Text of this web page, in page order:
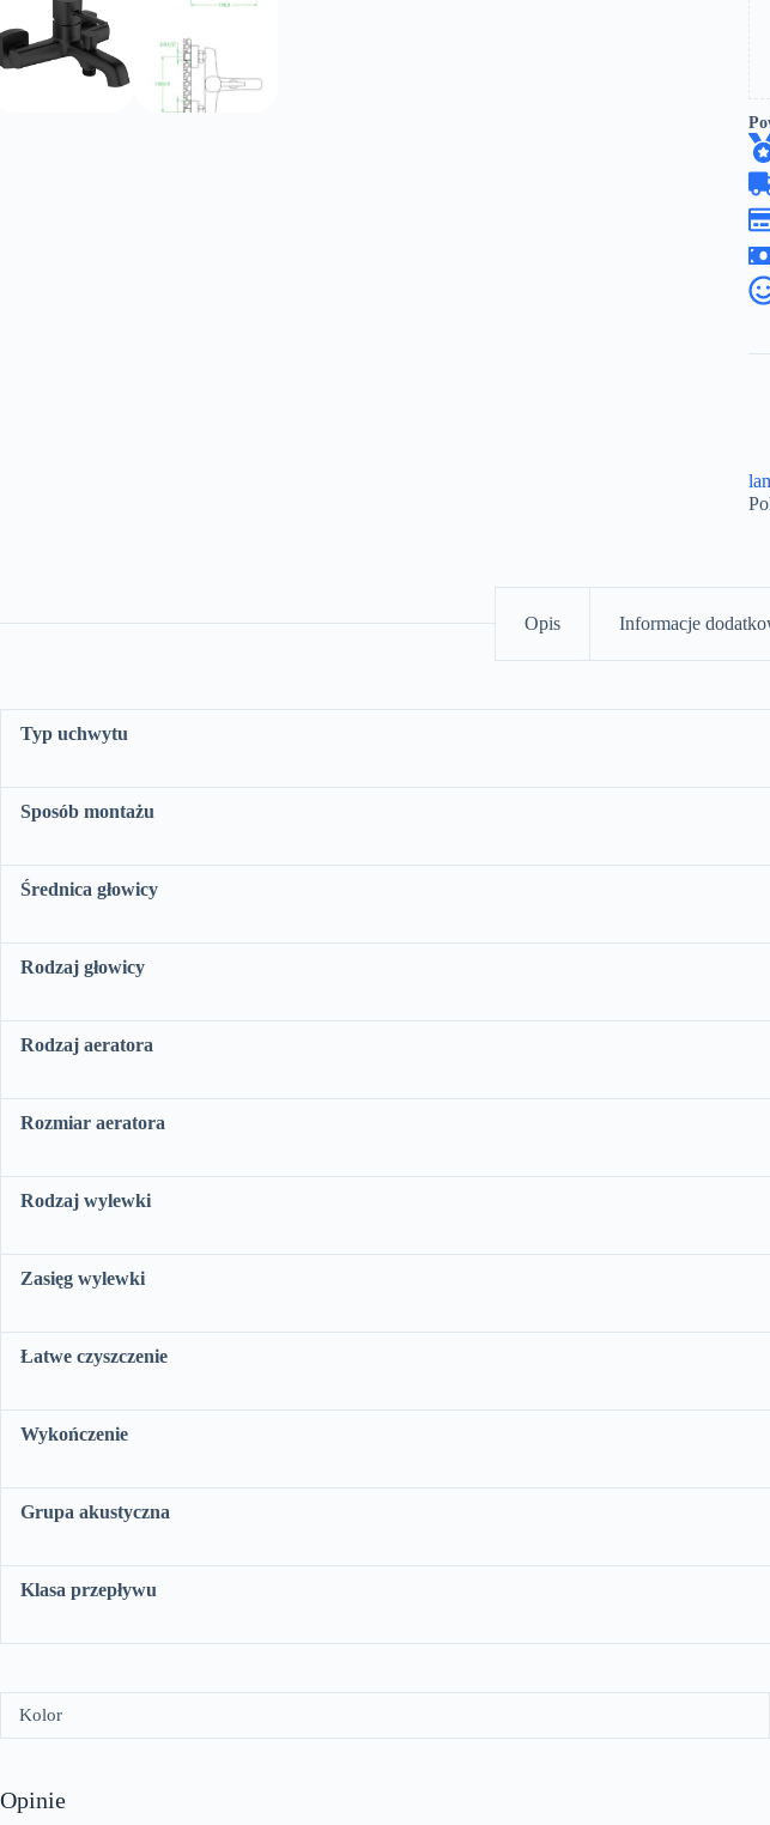
Opis Informacje
Typ uchwytu
Sposób montażu
Średnica głowicy
Rodzaj głowicy
Rodzaj aeratora
Rozmiar aeratora
Rodzaj wylewki
Zasięg wylewki
Łatwe czyszczenie
Wykończenie
Grupa akustyczna
Klasa przepływu
Kolor
Opinie